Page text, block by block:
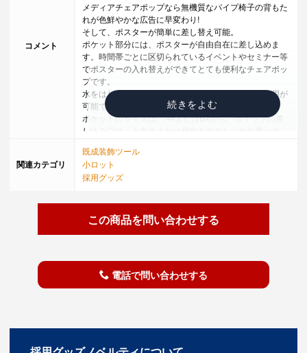
コメント
メディアチェアポップなら無機質なパイプ椅子の背もた
れが色鮮やかな広告に早変わり!
そして、ポスターが簡単に差し替え可能。
ポケット部分には、ポスターが自由自在に差し込めま
す。時間帯ごとに区切られているイベントやセミナー等
でポスターの入れ替えができてとても便利なチェアポッ
プです。
水をはじく特殊加工を施しているので、屋外でも使用が
可能です。
ポケットのサイズは、A4またはB4から、ポケットの差
し込み口は、上向きまたは横向きのどちらかを選べま
商品仕様
■ハードタイプ
裏面にコシのある素材（硬質ウレタン）を使用している
■マチ付きタイプ
約40mmの幅と伸縮性のある素材で厚みのある椅子にも
装着可能です。
ゴールド・シルバー・レッド・ブルー・イエロー・オレ
ンジ（蛍光）・ピンク（蛍光）・グリーン・ブラック
関連カテゴリ
既成装飾ツール
小ロット
採用グッズ
この商品を問い合わせする
電話で問い合わせする